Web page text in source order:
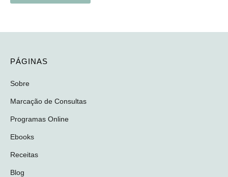
PÁGINAS
Sobre
Marcação de Consultas
Programas Online
Ebooks
Receitas
Blog